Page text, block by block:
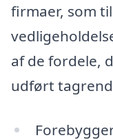
firmaer, som
af de fordele,
udført